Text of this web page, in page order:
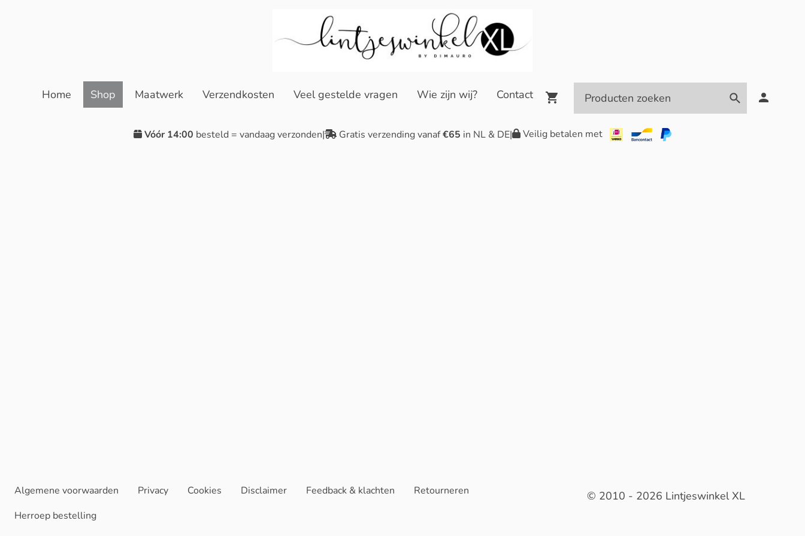
Home Shop Maatwerk Verzendkosten Veel gestelde vragen Wie zijn wij? Contact
Vóór 14:00 besteld = vandaag verzonden| Gratis verzending vanaf€65 in NL & DE| Veilig betalen met
Algemene voorwaarden Privacy Cookies Disclaimer Feedback & klachten
Retourneren
Herroep bestelling
© 2010 - 2026 Lintjeswinkel XL